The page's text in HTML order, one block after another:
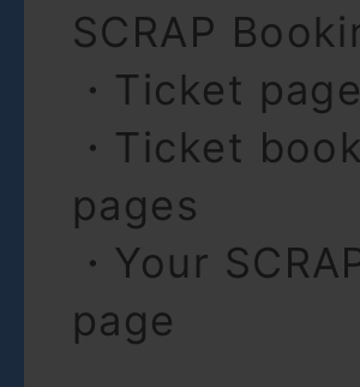
SCRAP
・Ticket
・Ticket
pages
・Your
page